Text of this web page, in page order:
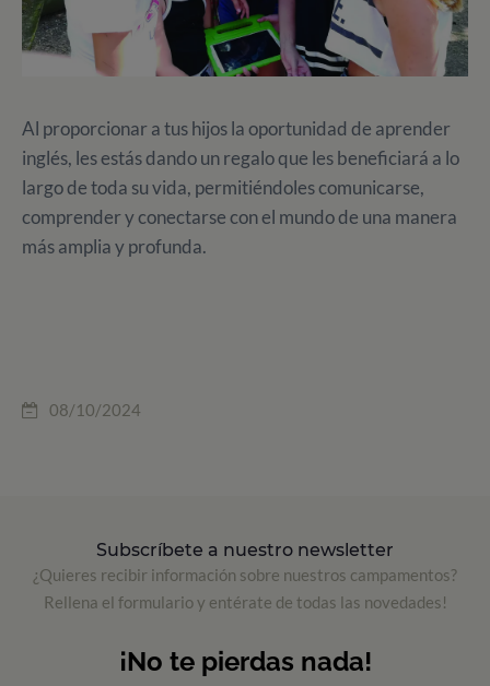
Al proporcionar a tus hijos la oportunidad de aprender
inglés, les estás dando un regalo que les beneficiará a lo
largo de toda su vida, permitiéndoles comunicarse,
comprender y conectarse con el mundo de una manera
más amplia y profunda.
08/10/2024
Subscríbete a nuestro newsletter
¿Quieres recibir información sobre nuestros campamentos?
Rellena el formulario y entérate de todas las novedades!